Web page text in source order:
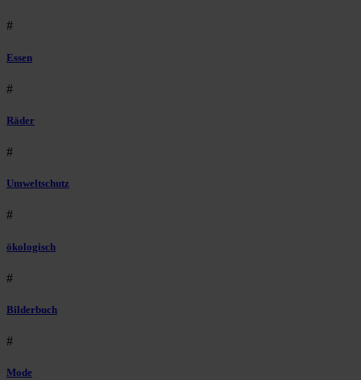
#
Essen
#
Räder
#
Umweltschutz
#
ökologisch
#
Bilderbuch
#
Mode